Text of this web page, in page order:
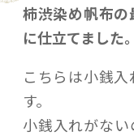
柿渋染め帆布
に仕立てました。
こちらは小銭
す。
小銭入れがな